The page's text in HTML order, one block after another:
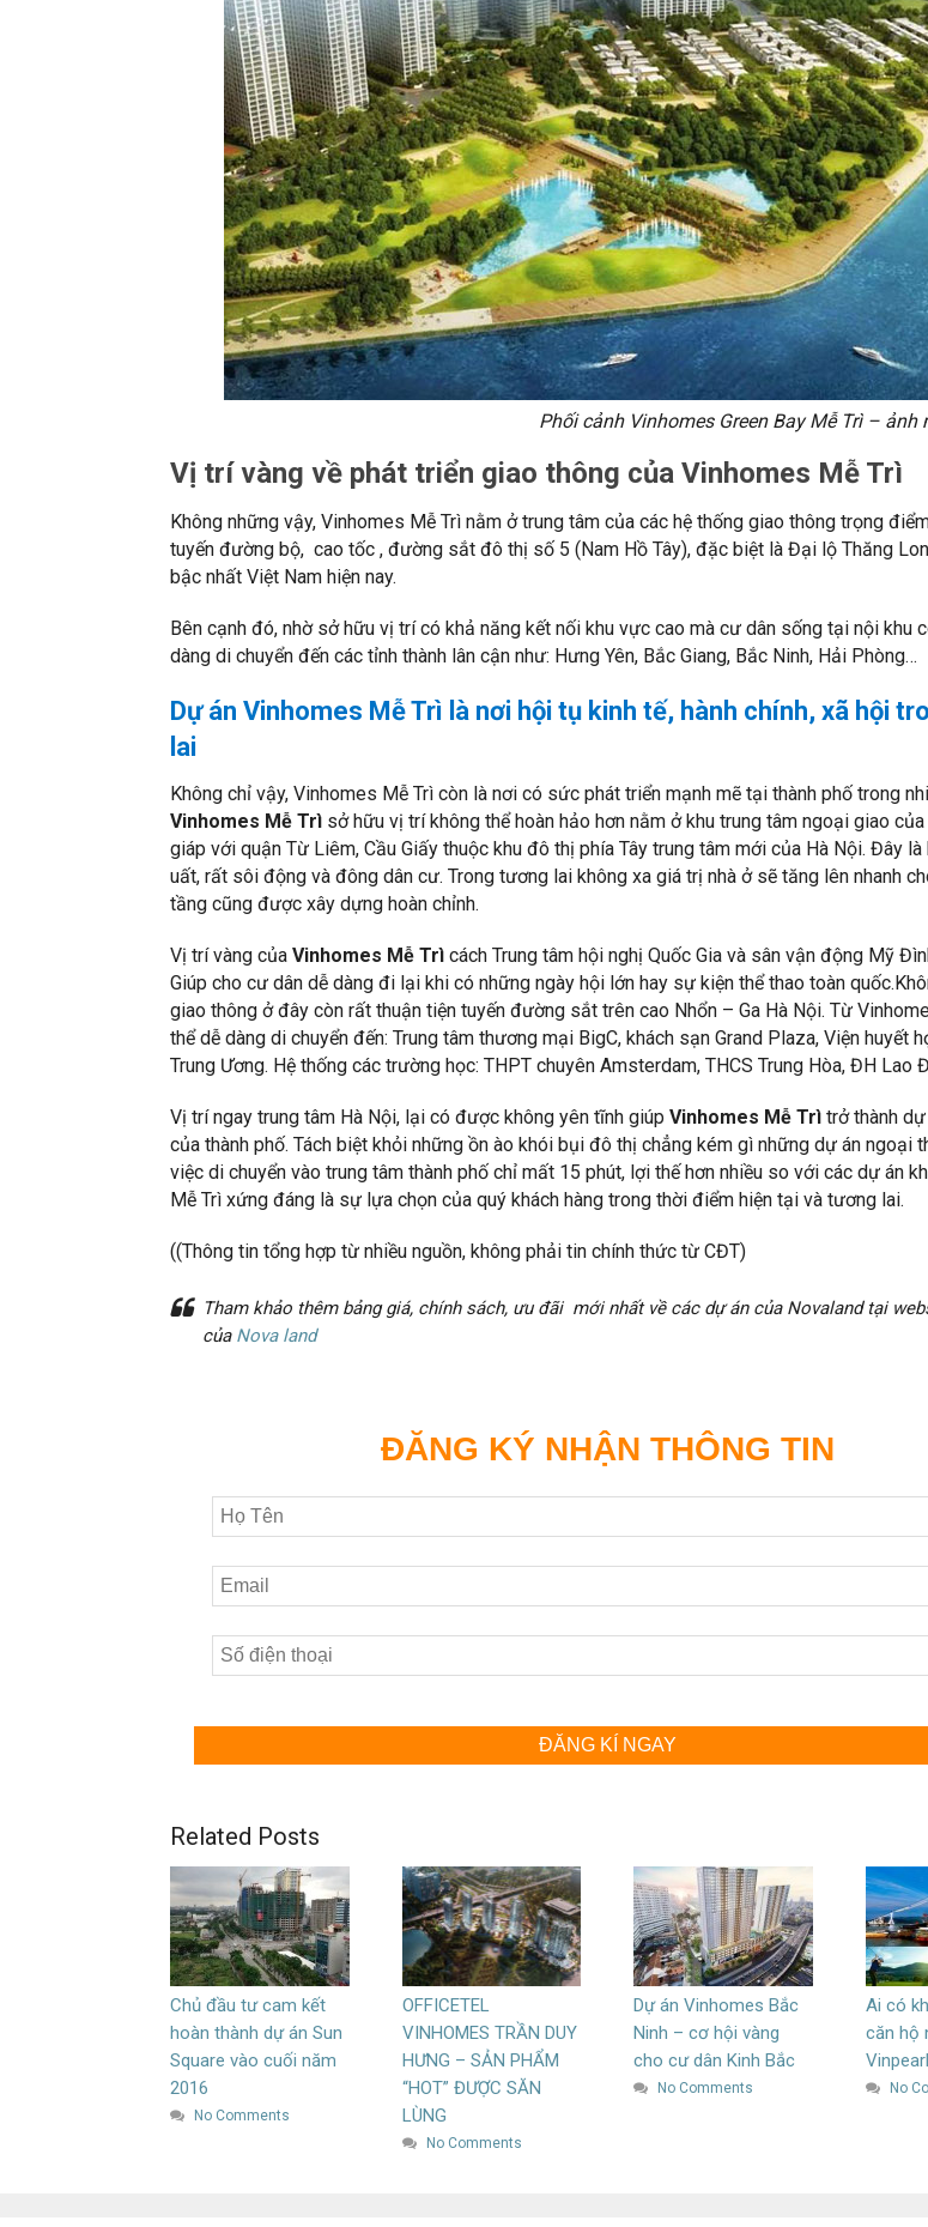
Phối cảnh Vinhomes Green Bay Mễ Trì – ảnh
Vị trí vàng về phát triển giao thông của Vinhomes Mễ Trì
Không những vậy, Vinhomes Mễ Trì nằm ở trung tâm của các hệ thống giao thông trọng
tuyến đường bộ, cao tốc , đường sắt đô thị số 5 (Nam Hồ Tây), đặc biệt là Đại lộ Thăng
bậc nhất Việt Nam hiện nay.
Bên cạnh đó, nhờ sở hữu vị trí có khả năng kết nối khu vực cao mà cư dân sống tại nội khu
dàng di chuyển đến các tỉnh thành lân cận như: Hưng Yên, Bắc Giang, Bắc Ninh, Hải Phòng…
Dự án Vinhomes Mễ Trì là nơi hội tụ kinh tế, hành chính, xã hội
lai
Không chỉ vậy, Vinhomes Mễ Trì còn là nơi có sức phát triển mạnh mẽ tại thành phố trong
Vinhomes Mễ Trì sở hữu vị trí không thể hoàn hảo hơn nằm ở khu trung tâm ngoại giao
giáp với quận Từ Liêm, Cầu Giấy thuộc khu đô thị phía Tây trung tâm mới của Hà Nội. Đây
uất, rất sôi động và đông dân cư. Trong tương lai không xa giá trị nhà ở sẽ tăng lên nhanh
tầng cũng được xây dựng hoàn chỉnh.
Vị trí vàng của Vinhomes Mễ Trì cách Trung tâm hội nghị Quốc Gia và sân vận động Mỹ
Giúp cho cư dân dễ dàng đi lại khi có những ngày hội lớn hay sự kiện thể thao toàn
giao thông ở đây còn rất thuận tiện tuyến đường sắt trên cao Nhổn – Ga Hà Nội. Từ
thể dễ dàng di chuyển đến: Trung tâm thương mại BigC, khách sạn Grand Plaza, Viện huyết
Trung Ương. Hệ thống các trường học: THPT chuyên Amsterdam, THCS Trung Hòa, ĐH Lao
Vị trí ngay trung tâm Hà Nội, lại có được không yên tĩnh giúp Vinhomes Mễ Trì trở thành
của thành phố. Tách biệt khỏi những ồn ào khói bụi đô thị chẳng kém gì những dự án ngoại
việc di chuyển vào trung tâm thành phố chỉ mất 15 phút, lợi thế hơn nhiều so với các dự án
Mễ Trì xứng đáng là sự lựa chọn của quý khách hàng trong thời điểm hiện tại và tương lai.
((Thông tin tổng hợp từ nhiều nguồn, không phải tin chính thức từ CĐT)
Tham khảo thêm bảng giá, chính sách, ưu đãi mới nhất về các dự án của Novaland tại
của Nova land
ĐĂNG KÝ NHẬN THÔNG TIN
ĐĂNG KÍ NGAY
Related Posts
Chủ đầu tư cam kết
hoàn thành dự án Sun
Square vào cuối năm
2016
No Comments
OFFICETEL
VINHOMES TRẦN DUY
HƯNG – SẢN PHẨM
“HOT” ĐƯỢC SĂN
LÙNG
No Comments
Dự án Vinhomes Bắc
Ninh – cơ hội vàng
cho cư dân Kinh Bắc
No Comments
Ai có
căn hộ
No